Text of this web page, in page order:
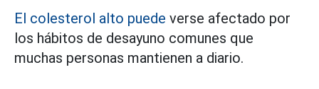
El colesterol alto puede verse afectado por
los hábitos de desayuno comunes que
muchas personas mantienen a diario.